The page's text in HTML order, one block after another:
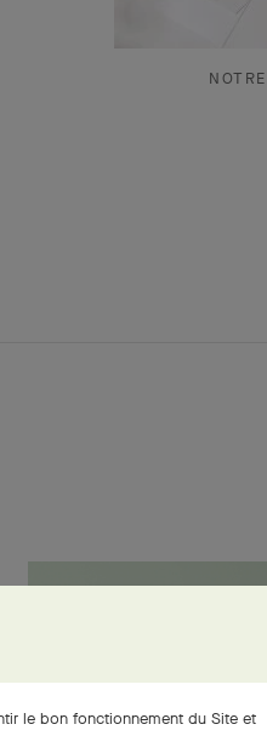
le bon fonctionnement du Site et